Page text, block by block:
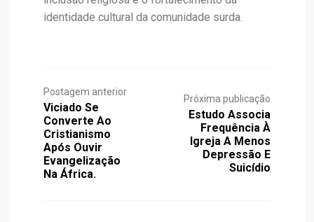
identidade cultural da comunidade surda.
Postagem anterior
Viciado Se
Converte Ao
Cristianismo
Após Ouvir
Evangelização
Na África.
Próxima publicação
Estudo Associa
Frequência À
Igreja A Menos
Depressão E
Suicídio